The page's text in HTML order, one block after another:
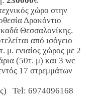
χώρο στην
Δρακόντιο
Θεσσαλονίκης.
από ισόγειο
μ. ενιαίος χώρος με 2
(50τ. μ) και 3 wc
17 στρεμμάτων
Tel: 6974096168